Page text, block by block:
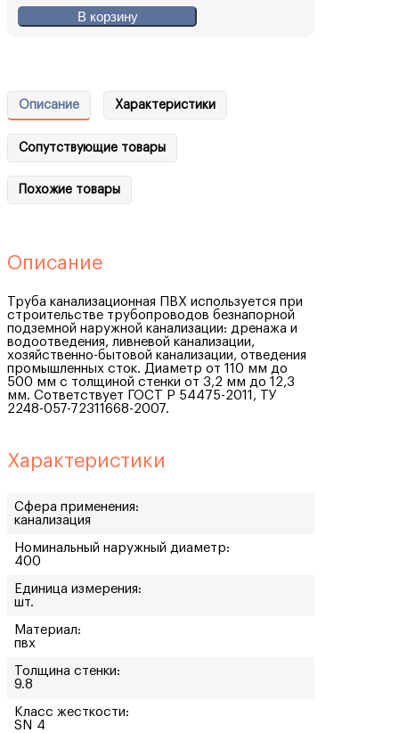
В корзину
Описание Характеристики
Сопутствующие товары
Похожие товары
Описание
Труба канализационная ПВХ используется при
строительстве трубопроводов безнапорной
подземной наружной канализации: дренажа и
водоотведения, ливневой канализации,
хозяйственно-бытовой канализации, отведения
промышленных сток. Диаметр от 110 мм до
500 мм с толщиной стенки от 3,2 мм до 12,3
мм. Сответствует ГОСТ Р 54475-2011, ТУ
2248-057-72311668-2007.
Характеристики
Сфера применения:
канализация
Номинальный наружный диаметр:
400
Единица измерения:
шт.
Материал:
пвх
Толщина стенки:
9.8
Класс жесткости:
SN 4